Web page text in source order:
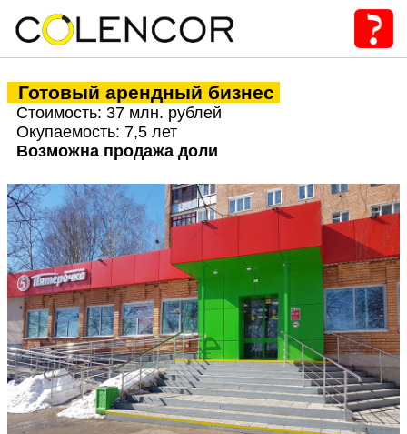
Готовый арендный бизнес
Стоимость: 37 млн. рублей
Окупаемость: 7,5 лет
Возможна продажа доли